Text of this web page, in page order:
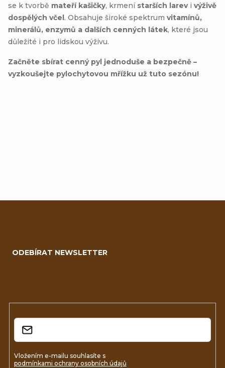
se k tvorbě mateří kašičky, krmení starších larevi výživě
dospělých včel. Obsahuje široké spektrum vitamínů,
minerálů, enzymů a dalších cenných látek, které jsou
důležité i pro lidskou výživu.
Začněte sbírat cenný pyl jednoduše a bezpečně –
vyzkoušejte pylochytovou mřížku už tuto sezónu!
ODEBÍRAT NEWSLETTER
Vložením e-mailu souhlasíte s
podmínkami ochrany osobních údajů